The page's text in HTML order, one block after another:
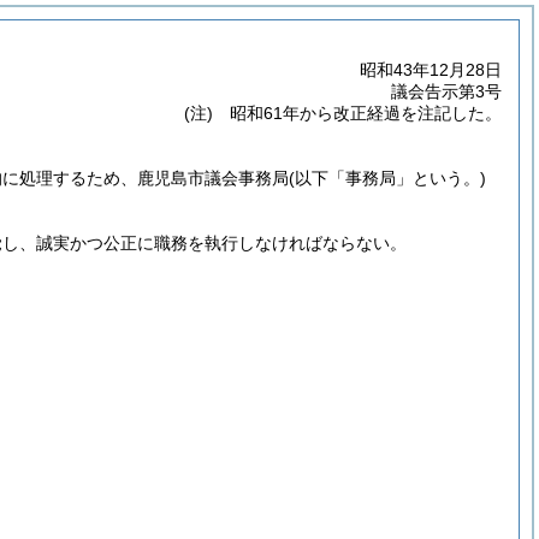
昭和43年12月28日
議会告示第3号
(注) 昭和61年から改正経過を注記した。
処理するため、鹿児島市議会事務局(以下「事務局」という。)
、誠実かつ公正に職務を執行しなければならない。